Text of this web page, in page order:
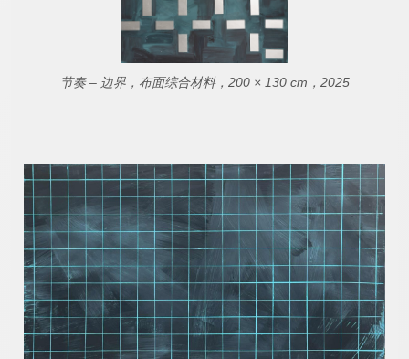
节奏 – 边界，布面综合材料，200 × 130 cm，2025